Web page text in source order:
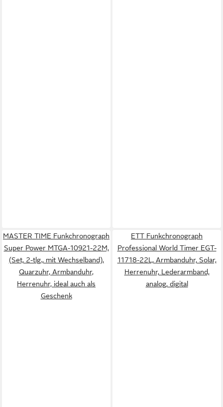
MASTER TIME Funkchronograph
Super Power MTGA-10921-22M,
(Set, 2-tlg., mit Wechselband),
Quarzuhr, Armbanduhr,
Herrenuhr, ideal auch als
Geschenk
ETT Funkchronograph
Professional World Timer EGT-
11718-22L, Armbanduhr, Solar,
Herrenuhr, Lederarmband,
analog, digital